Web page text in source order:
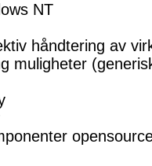
NT
håndtering av
muligheter